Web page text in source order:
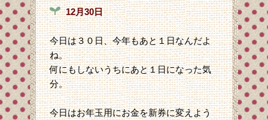
12月30日
今日は３０日、今年もあと１日なんだよ
ね。
何にもしないうちにあと１日になった気
分。
今日はお年玉用にお金を新券に変えよう